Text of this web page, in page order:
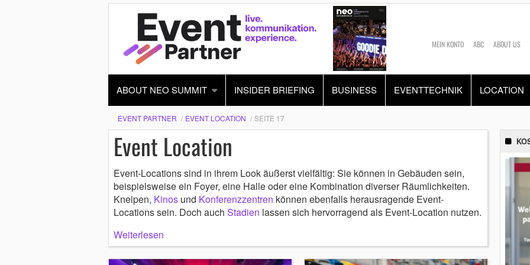
MEIN KONTO ABC ABOUT US
ABOUT NEO SUMMIT INSIDER BRIEFING BUSINESS EVENTTECHNIK LOCATION
EVENT PARTNER EVENT LOCATION SEITE 17
Event Location
Event-Locations sind in ihrem Look äußerst vielfältig: Sie können in Gebäuden sein,
beispielsweise ein Foyer, eine Halle oder eine Kombination diverser Räumlichkeiten.
Kneipen, Kinosund Konferenzzentren können ebenfalls herausragende Event-
Locations sein. Doch auch Stadien lassen sich hervorragend als Event-Location nutzen.
Weiterlesen